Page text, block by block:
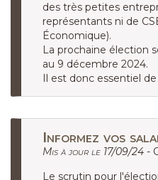
des très petites
représentants ni de
Économique).
La prochaine élection
au 9 décembre 2024.
Il est donc essentiel
Informez vos
Mis à jour le 17/09/24 -
Le scrutin pour